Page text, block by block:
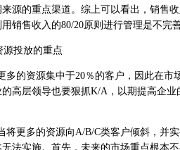
源的重点渠道。综上可以看出，销售
销售收入的80/20原则进行管理是不完
投放的重点
的资源集中于20％的客户，因此在市
高层领导也要狠抓K/A，以期提高企
更多的资源向A/B/C类客户倾斜，并
法实施。首先，未来的市场重点根本